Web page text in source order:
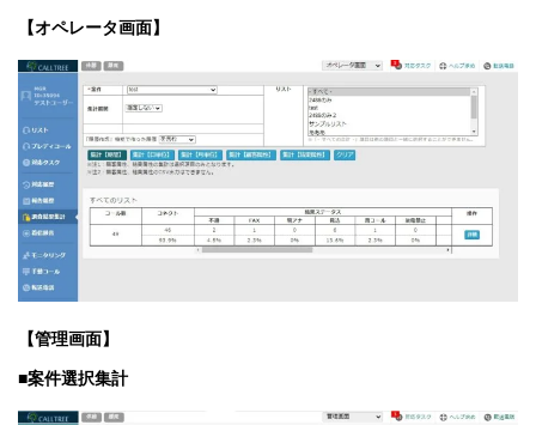
【オペレータ画面】
【管理画面】
■案件選択集計